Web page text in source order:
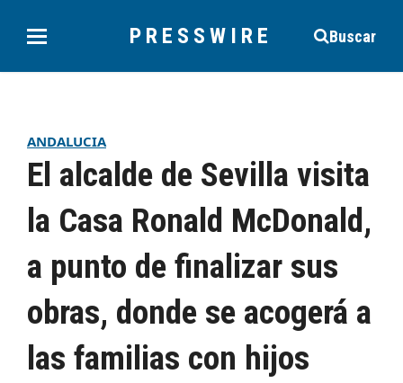
PRESSWIRE Buscar
ANDALUCIA
El alcalde de Sevilla visita
la Casa Ronald McDonald,
a punto de finalizar sus
obras, donde se acogerá a
las familias con hijos